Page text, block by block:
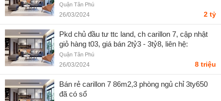
Quận Tân Phú
26/03/2024 2 tỷ
Pkd chủ đầu tư ttc land, ch carillon 7, cập nhật
giỏ hàng t03, giá bán 2tỷ3 - 3tỷ8, liên hệ:
0932262794
Quận Tân Phú
26/03/2024 8 triệu
Bán rẻ carillon 7 86m2,3 phòng ngủ chỉ 3ty650
đã có sổ